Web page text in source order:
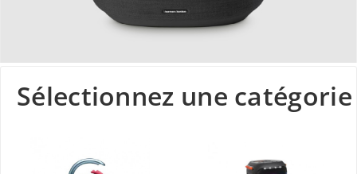
Sélectionnez une catégorie